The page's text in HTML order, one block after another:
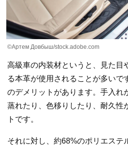
©Артем Довбыш/stock.adobe.com
高級車の内装材というと、見た目
る本革が使用されることが多いで
のデメリットがあります。手入れ
蒸れたり、色移りしたり、耐久性
トです。
それに対し、約68%のポリエステ